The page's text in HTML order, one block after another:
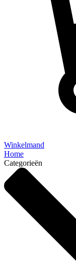
Winkelmand
Home
Categorieën